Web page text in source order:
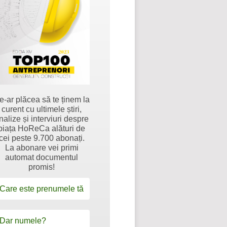
ar plăcea să te ținem la
curent cu ultimele știri,
și interviuri despre
HoReCa alături de
peste 9.700 abonați.
La abonare vei primi
automat documentul
promis!